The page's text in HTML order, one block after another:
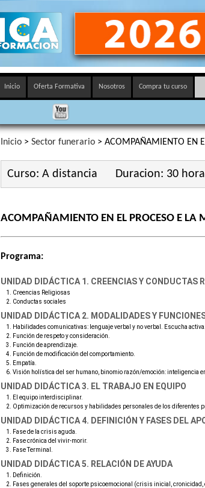
Inicio Oferta Formativa Nosotros Compra tu curso
Inicio> Sector funerario> ACOMPAÑAMIENTO EN
Curso: A distancia Duracion: 30
ACOMPAÑAMIENTO EN EL PROCESO E LA
Programa:
UNIDAD DIDÁCTICA 1. CREENCIAS Y CONDUCTAS
Creencias Religiosas
Conductas sociales
UNIDAD DIDÁCTICA 2. MODALIDADES Y
Habilidades comunicativas: lenguaje verbal y no verbal. Escucha activa.
Función de respeto y consideración.
Función de aprendizaje.
Función de modificación del comportamiento.
Empatía.
Visión holística del ser humano, binomio razón/emoción: inteligencia
UNIDAD DIDÁCTICA 3. EL TRABAJO EN EQUIPO
El equipo interdisciplinar.
Optimización de recursos y habilidades personales de los diferentes
UNIDAD DIDÁCTICA 4. DEFINICIÓN Y FASES DEL
Fase de la crisis aguda.
Fase crónica del vivir-morir.
Fase Terminal.
UNIDAD DIDÁCTICA 5. RELACIÓN DE AYUDA
Definición.
Fases generales del soporte psicoemocional (crisis inicial, cronicidad,